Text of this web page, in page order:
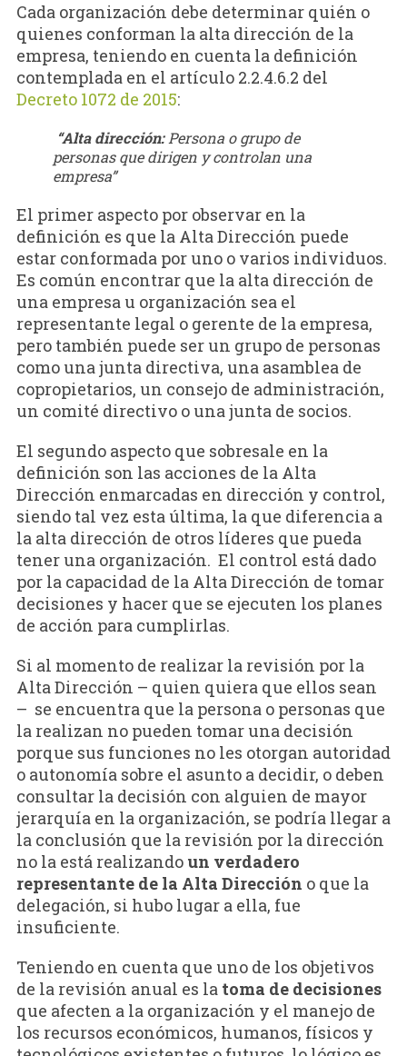
Cada organización debe determinar quién o
quienes conforman la alta dirección de la
empresa, teniendo en cuenta la definición
contemplada en el artículo 2.2.4.6.2 del
Decreto 1072 de 2015:
“Alta dirección: Persona o grupo de
personas que dirigen y controlan una
empresa”
El primer aspecto por observar en la
definición es que la Alta Dirección puede
estar conformada por uno o varios individuos.
Es común encontrar que la alta dirección de
una empresa u organización sea el
representante legal o gerente de la empresa,
pero también puede ser un grupo de personas
como una junta directiva, una asamblea de
copropietarios, un consejo de administración,
un comité directivo o una junta de socios.
El segundo aspecto que sobresale en la
definición son las acciones de la Alta
Dirección enmarcadas en dirección y control,
siendo tal vez esta última, la que diferencia a
la alta dirección de otros líderes que pueda
tener una organización. El control está dado
por la capacidad de la Alta Dirección de tomar
decisiones y hacer que se ejecuten los planes
de acción para cumplirlas.
Si al momento de realizar la revisión por la
Alta Dirección – quien quiera que ellos sean
– se encuentra que la persona o personas que
la realizan no pueden tomar una decisión
porque sus funciones no les otorgan autoridad
o autonomía sobre el asunto a decidir, o deben
consultar la decisión con alguien de mayor
jerarquía en la organización, se podría llegar a
la conclusión que la revisión por la dirección
no la está realizando un verdadero
representante de la Alta Dirección o que la
delegación, si hubo lugar a ella, fue
insuficiente.
Teniendo en cuenta que uno de los objetivos
de la revisión anual es la toma de decisiones
que afecten a la organización y el manejo de
los recursos económicos, humanos, físicos y